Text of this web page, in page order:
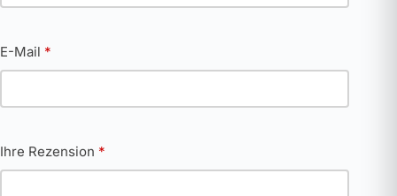
E-Mail *
Ihre Rezension *